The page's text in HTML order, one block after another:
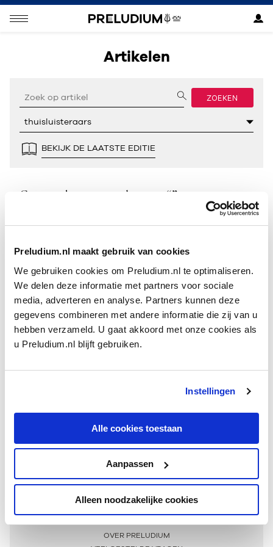
Preludium.nl maakt gebruik van cookies
We gebruiken cookies om Preludium.nl te optimaliseren.
We delen deze informatie met partners voor sociale
media, adverteren en analyse. Partners kunnen deze
gegevens combineren met andere informatie die zij van u
hebben verzameld. U gaat akkoord met onze cookies als
u Preludium.nl blijft gebruiken.
Instellingen
Alle cookies toestaan
Aanpassen
Alleen noodzakelijke cookies
Artikelen
ZOEKEN
BEKIJK DE LAATSTE EDITIE
Geen resultaten gevonden voor “”.
Meer informatie
OVER PRELUDIUM